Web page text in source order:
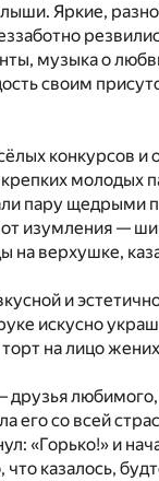
Яркие,
музыка о
своим
конкурсов
пару щедрыми
изумления —
на верхушке,
и
искусно
на лицо
друзья
его со всей
«Горько!» и
казалось,